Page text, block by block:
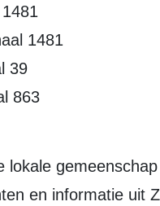
1481
39
863
en informatie uit